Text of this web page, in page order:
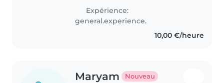
suis certifiée en premiers
secours et je parle couramment..
Expérience:
general.experience.
10,00 €/heure
Maryam Nouveau